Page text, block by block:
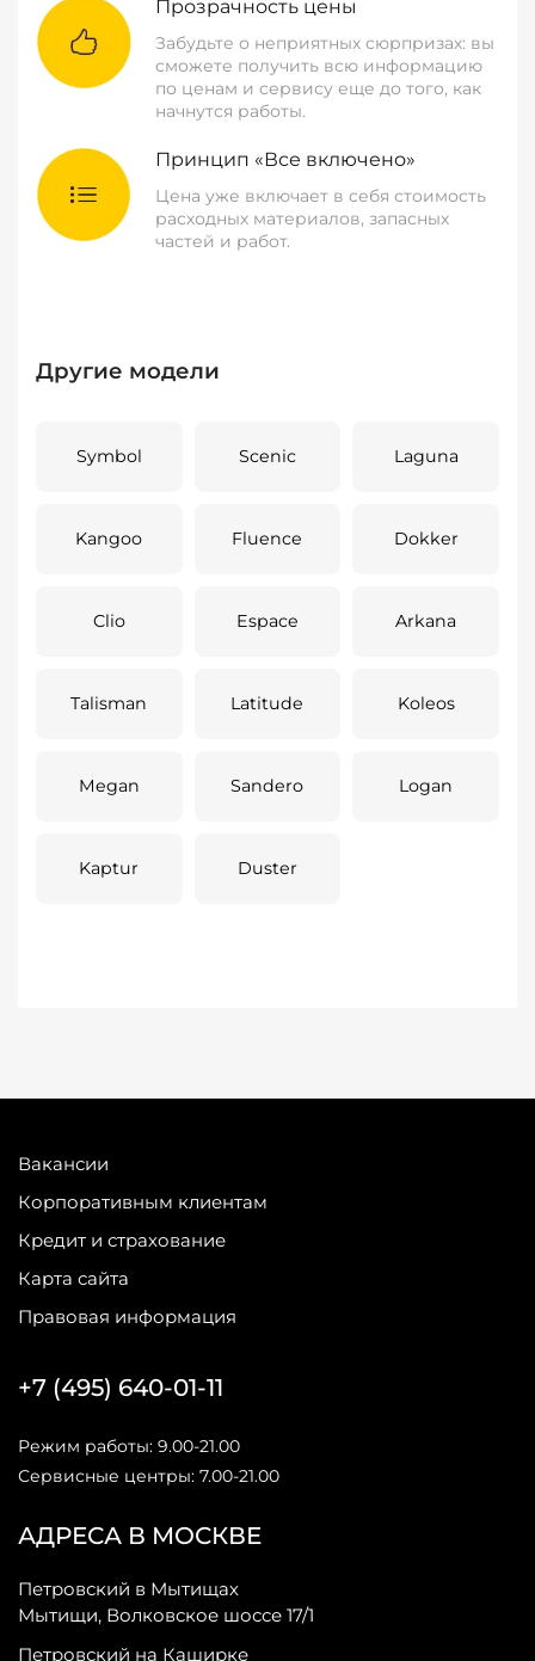
Прозрачность цены
Забудьте о неприятных сюрпризах: вы
сможете получить всю информацию
по ценам и сервису еще до того, как
начнутся работы.
Принцип «Все включено»
Цена уже включает в себя стоимость
расходных материалов, запасных
частей и работ.
Другие модели
Symbol Scenic Laguna
Kangoo Fluence Dokker
Clio Espace Arkana
Talisman Latitude Koleos
Megan Sandero Logan
Kaptur Duster
Вакансии
Корпоративным клиентам
Кредит и страхование
Карта сайта
Правовая информация
АДРЕСА В МОСКВЕ
Петровский в Мытищах
Мытищи, Волковское шоссе 17/1
Петровский на Каширке
+7 (495) 640-01-11
Режим работы: 9.00-21.00
Сервисные центры: 7.00-21.00